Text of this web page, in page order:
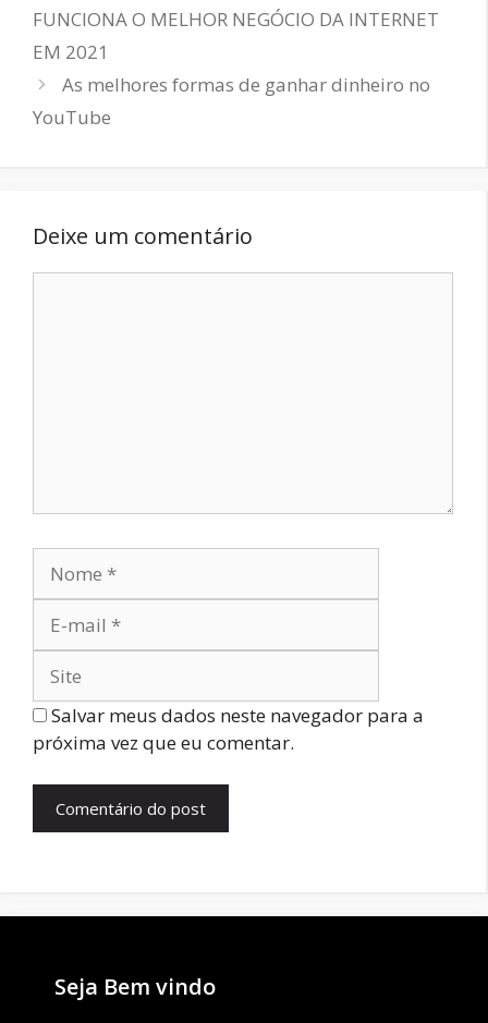
FUNCIONA O MELHOR NEGÓCIO DA INTERNET
EM 2021
As melhores formas de ganhar dinheiro no
YouTube
Deixe um comentário
Salvar meus dados neste navegador para a
próxima vez que eu comentar.
Seja Bem vindo